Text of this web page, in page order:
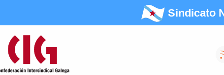
Sindicato